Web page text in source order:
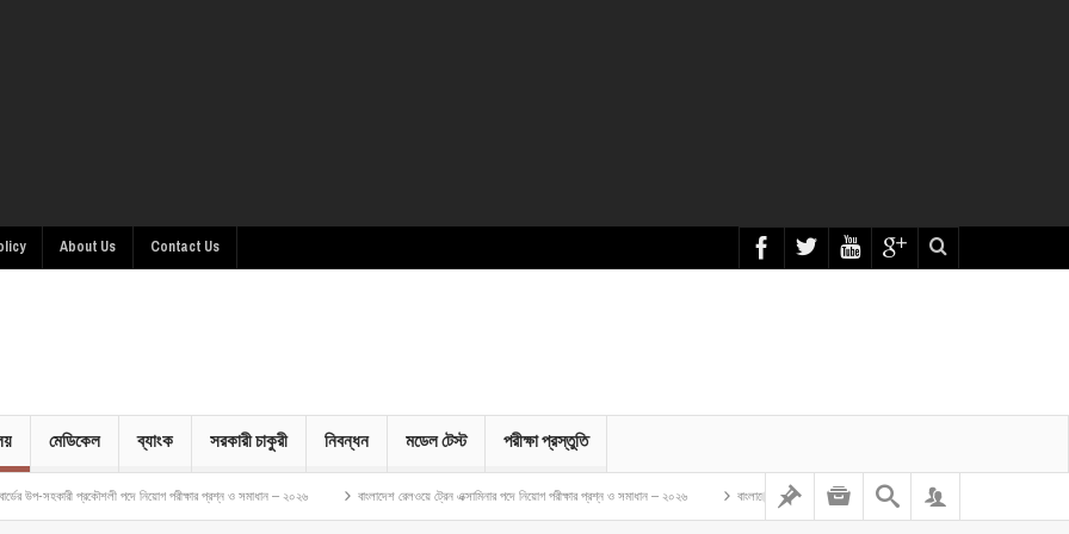
About Us Contact Us
মেডিকেল ব্যাংক সরকারী চাকুরী নিবন্ধন মডেল টেস্ট পরীক্ষা প্রস্তুতি
পদে নিয়োগ পরীক্ষার প্রশ্ন ও সমাধান – ২০২৬ বাংলাদেশ রেলওয়ে ট্রেন এক্সামিনার পদে নিয়োগ পরীক্ষার প্রশ্ন ও সমাধান – ২০২৬ বাংলাদেশ গম ও ভুট্টা গবেষণা ইনস্টিটিউট এর অফিস সহকারী কাম কম্পিউটার মুদ্রাক্ষরিক নিয়োগ লিখিত